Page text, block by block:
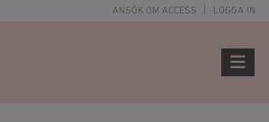
ANSÖK OM ACCESS LOGGA IN
Toggle